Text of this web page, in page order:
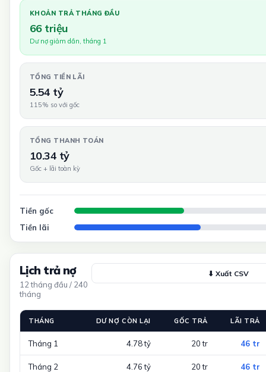
KHOẢN TRẢ THÁNG ĐẦU
66 triệu
Dư nợ giảm dần, tháng 1
TỔNG TIỀN LÃI
5.54 tỷ
115% so với gốc
TỔNG THANH TOÁN
10.34 tỷ
Gốc + lãi toàn kỳ
Tiền gốc
Tiền lãi
Lịch trả nợ
12 tháng đầu / 240
tháng
⬇ Xuất CSV
THÁNG DƯ NỢ CÒN LẠI GỐC TRẢ LÃI TRẢ
Tháng 1 4.78 tỷ 20 tr 46 tr
Tháng 2 4.76 tỷ 20 tr 46 tr